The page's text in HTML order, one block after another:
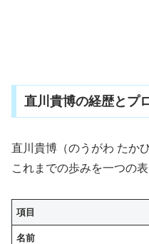
直川貴博の経歴とプ
直川貴博（のうがわ たか
これまでの歩みを一つの
項目
名前